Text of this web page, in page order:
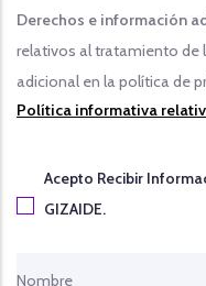
Derechos e información
relativos al tratamiento
adicional en la política de
Política informativa
Acepto Recibir
GIZAIDE.
Your Name